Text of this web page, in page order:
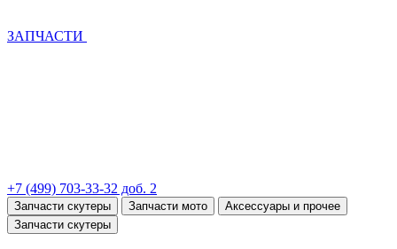
ЗАПЧАСТИ
+7 (499) 703-33-32 доб. 2
Запчасти скутеры Запчасти мото
Аксессуары и прочее
Запчасти скутеры